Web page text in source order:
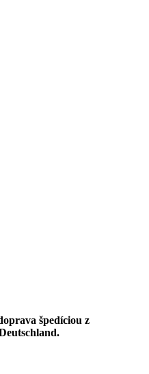
špedíciou z